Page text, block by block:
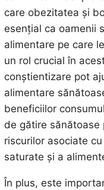
care obezitatea și
esențial ca oamenii
alimentare pe care
un rol crucial în
conștientizare pot
alimentare
beneficiilor
de gătire sănătoase
riscurilor asociate
saturate și a
În plus, este